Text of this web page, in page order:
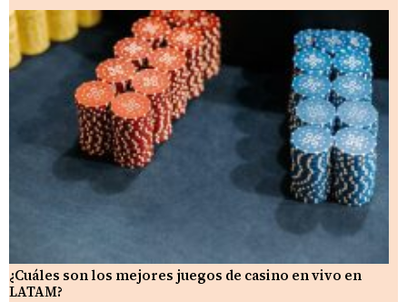
¿Cuáles son los mejores juegos de casino en vivo en
LATAM?